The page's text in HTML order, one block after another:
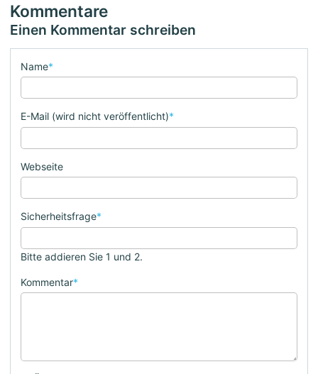
Kommentare
Einen Kommentar schreiben
Name*
E-Mail (wird nicht veröffentlicht)*
Webseite
Sicherheitsfrage*
Bitte addieren Sie 1 und 2.
Kommentar*